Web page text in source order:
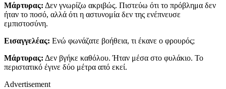
Μάρτυρας: Δεν γνωρίζω ακριβώς. Πιστεύω ότι το πρόβλημα δεν
ήταν το ποσό, αλλά ότι η αστυνομία δεν της ενέπνευσε
εμπιστοσύνη.
Εισαγγελέας: Ενώ φωνάζατε βοήθεια, τι έκανε ο φρουρός;
Μάρτυρας: Δεν βγήκε καθόλου. Ήταν μέσα στο φυλάκιο. Το
περιστατικό έγινε δύο μέτρα από εκεί.
Advertisement